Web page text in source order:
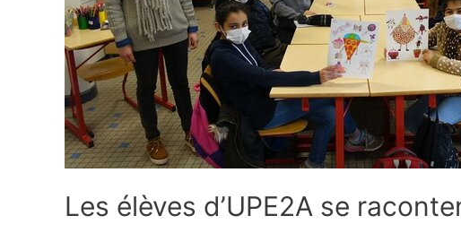
Les élèves d’UPE2A se
en
dessins
gourmands